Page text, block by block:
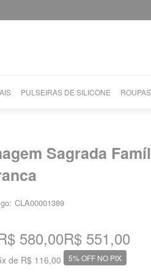
PULSEIRAS DE SILICONE ROUPAS
Sagrada
CLA00001389
580,00
xde R$ 116,00
R$ 551,00
5% OFF NO PIX